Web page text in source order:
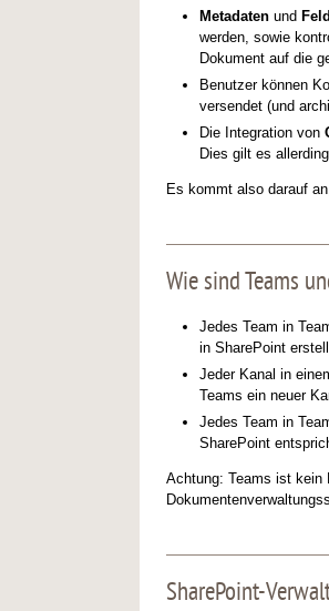
Metadaten und
werden, sowie
Dokument auf die
Benutzer können
versendet (und
Die Integration von
Dies gilt es
Es kommt also darauf
Wie sind Teams
Jedes Team in
in SharePoint
Jeder Kanal in
Teams ein neuer
Jedes Team in
SharePoint
Achtung: Teams ist kein
SharePoint-